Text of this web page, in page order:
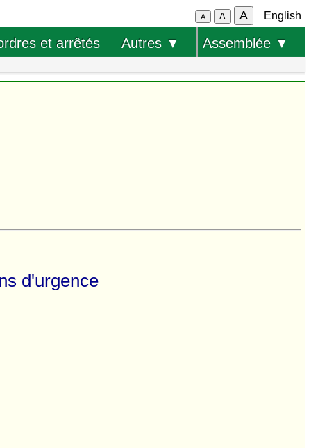
A A A English
et arrêtés Autres ▼ Assemblée ▼
d'urgence